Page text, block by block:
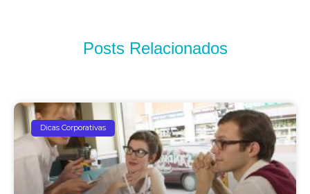
Posts Relacionados
Dicas Corporativas